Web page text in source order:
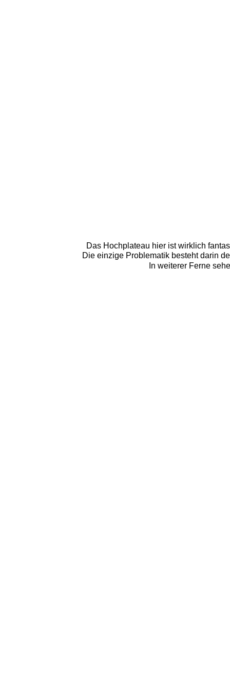
Das Hochplateau hier ist wirklich
Die einzige Problematik besteht darin
In weiterer Ferne